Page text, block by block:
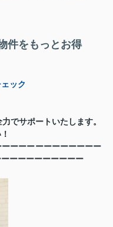
件をもっとお得
ック
でサポートいたします。
ーーーーーーーーーーー
ーーーーーーーーー